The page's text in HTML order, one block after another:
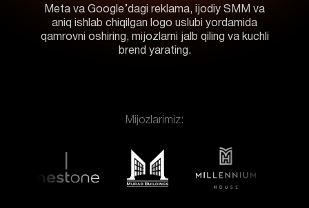
Meta va Google’dagi reklama, ijodiy SMM va
aniq ishlab chiqilgan logo uslubi yordamida
qamrovni oshiring, mijozlarni jalb qiling va kuchli
brend yarating.
Mijozlarimiz: